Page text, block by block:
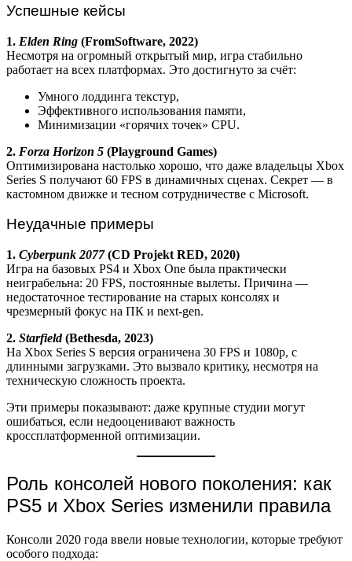
Успешные кейсы
1. Elden Ring (FromSoftware, 2022)
Несмотря на огромный открытый мир, игра стабильно
работает на всех платформах. Это достигнуто за счёт:
Умного лоддинга текстур,
Эффективного использования памяти,
Минимизации «горячих точек» CPU.
2. Forza Horizon 5 (Playground Games)
Оптимизирована настолько хорошо, что даже владельцы Xbox
Series S получают 60 FPS в динамичных сценах. Секрет — в
кастомном движке и тесном сотрудничестве с Microsoft.
Неудачные примеры
1. Cyberpunk 2077(CD Projekt RED, 2020)
Игра на базовых PS4 и Xbox One была практически
неиграбельна: 20 FPS, постоянные вылеты. Причина —
недостаточное тестирование на старых консолях и
чрезмерный фокус на ПК и next-gen.
2. Starfield(Bethesda, 2023)
На Xbox Series S версия ограничена 30 FPS и 1080p, с
длинными загрузками. Это вызвало критику, несмотря на
техническую сложность проекта.
Эти примеры показывают: даже крупные студии могут
ошибаться, если недооценивают важность
кроссплатформенной оптимизации.
Роль консолей нового поколения: как
PS5 и Xbox Series изменили правила
Консоли 2020 года ввели новые технологии, которые требуют
особого подхода: